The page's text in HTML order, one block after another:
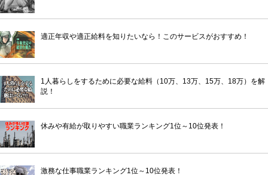
適正年収や適正給料を知りたいなら！このサービスがおすすめ！
1人暮らしをするために必要な給料（10万、13万、15万、18万）を解
説！
休みや有給が取りやすい職業ランキング1位～10位発表！
激務な仕事職業ランキング1位～10位発表！